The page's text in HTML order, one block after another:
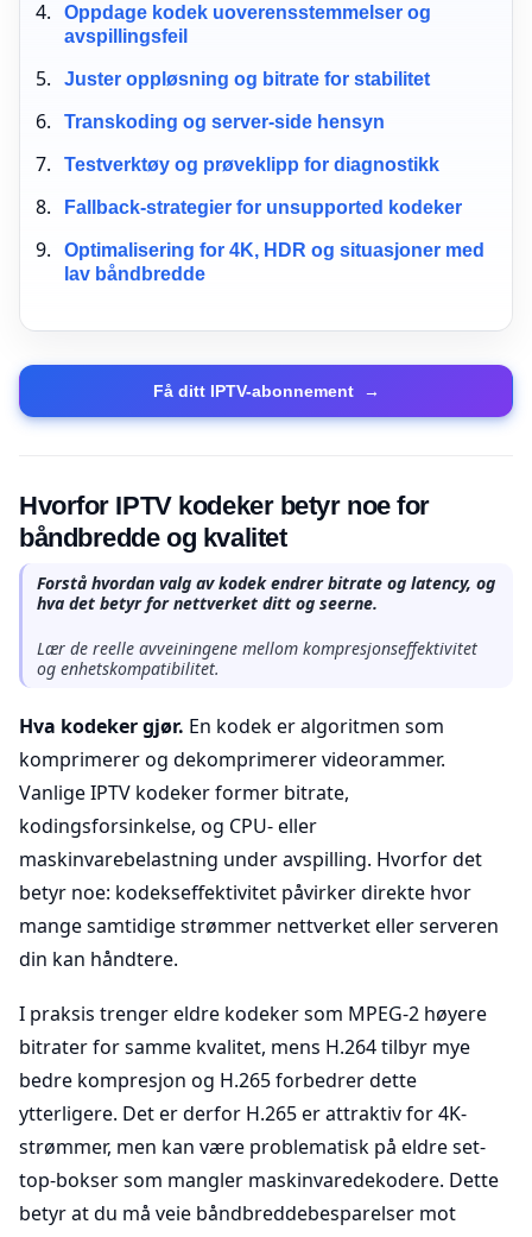
Oppdage kodek uoverensstemmelser og
avspillingsfeil
Juster oppløsning og bitrate for stabilitet
Transkoding og server-side hensyn
Testverktøy og prøveklipp for diagnostikk
Fallback-strategier for unsupported kodeker
Optimalisering for 4K, HDR og situasjoner med
lav båndbredde
Få ditt IPTV-abonnement →
Hvorfor IPTV kodeker betyr noe for
båndbredde og kvalitet
Forstå hvordan valg av kodek endrer bitrate og latency, og
hva det betyr for nettverket ditt og seerne.
Lær de reelle avveiningene mellom kompresjonseffektivitet
og enhetskompatibilitet.
Hva kodeker gjør. En kodek er algoritmen som
komprimerer og dekomprimerer videorammer.
Vanlige IPTV kodeker former bitrate,
kodingsforsinkelse, og CPU- eller
maskinvarebelastning under avspilling. Hvorfor det
betyr noe: kodekseffektivitet påvirker direkte hvor
mange samtidige strømmer nettverket eller serveren
din kan håndtere.
I praksis trenger eldre kodeker som MPEG-2 høyere
bitrater for samme kvalitet, mens H.264 tilbyr mye
bedre kompresjon og H.265 forbedrer dette
ytterligere. Det er derfor H.265 er attraktiv for 4K-
strømmer, men kan være problematisk på eldre set-
top-bokser som mangler maskinvaredekodere. Dette
betyr at du må veie båndbreddebesparelser mot